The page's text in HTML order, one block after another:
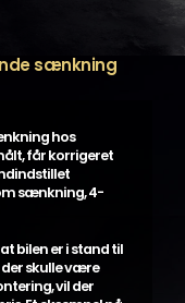
sænkning
hos
får korrigeret
sænkning, 4-
bilen er i stand til
skulle være
vil der